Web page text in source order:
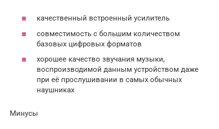
качественный встроенный усилитель
совместимость с большим количеством
базовых цифровых форматов
хорошее качество звучания музыки,
воспроизводимой данным устройством даже
при её прослушивании в самых обычных
наушниках
Минусы